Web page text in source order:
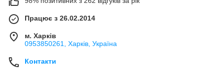
Працює з 26.02.2014
м. Харків
0953850261, Харків, Україна
Контакти